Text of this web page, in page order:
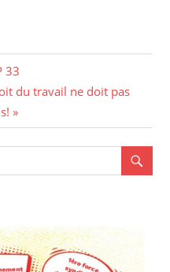
33
du travail ne doit pas